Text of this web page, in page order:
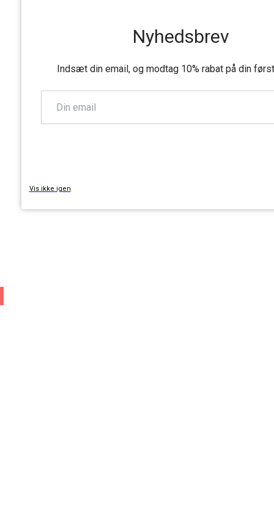
Nyhedsbrev
Indsæt din email, og modtag 10% rabat på din
Vis ikke igen